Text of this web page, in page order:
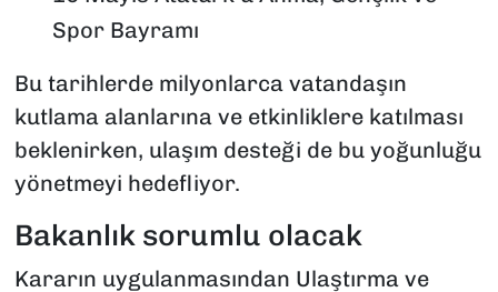
Spor Bayramı
Bu tarihlerde milyonlarca vatandaşın
kutlama alanlarına ve etkinliklere katılması
beklenirken, ulaşım desteği de bu yoğunluğu
yönetmeyi hedefliyor.
Bakanlık sorumlu olacak
Kararın uygulanmasından Ulaştırma ve